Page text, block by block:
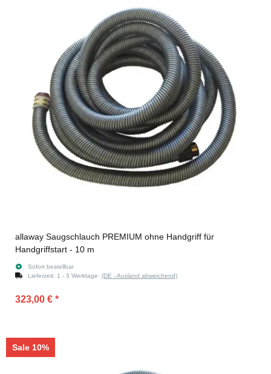
allaway Saugschlauch PREMIUM ohne Handgriff für
Handgriffstart - 10 m
Sofort bestellbar
Lieferzeit: 1 - 3 Werktage (DE - Ausland abweichend)
323,00 € *
Sale 10%